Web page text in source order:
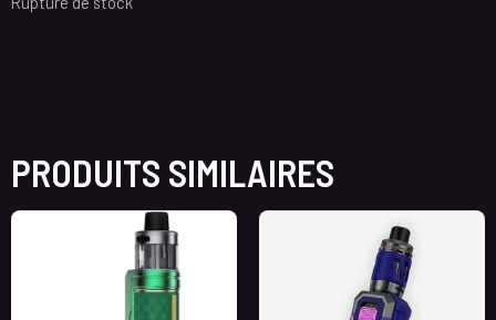
PRODUITS SIMILAIRES